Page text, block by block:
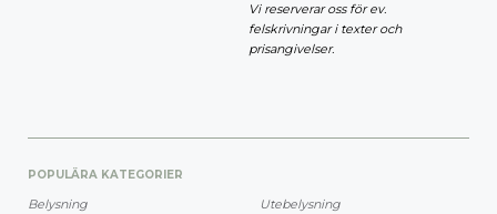
Vi reserverar oss för ev.
felskrivningar i texter och
prisangivelser.
POPULÄRA KATEGORIER
Belysning
Utebelysning